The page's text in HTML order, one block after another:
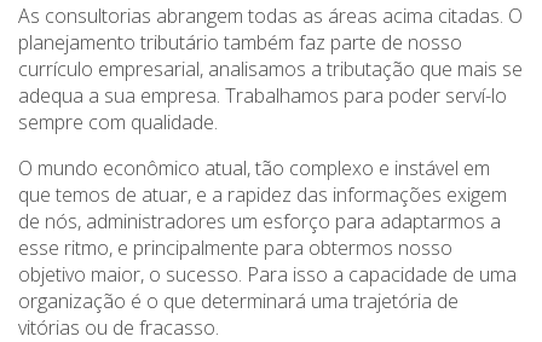
As consultorias abrangem todas as áreas acima citadas. O
planejamento tributário também faz parte de nosso
currículo empresarial, analisamos a tributação que mais se
adequa a sua empresa. Trabalhamos para poder serví-lo
sempre com qualidade.
O mundo econômico atual, tão complexo e instável em
que temos de atuar, e a rapidez das informações exigem
de nós, administradores um esforço para adaptarmos a
esse ritmo, e principalmente para obtermos nosso
objetivo maior, o sucesso. Para isso a capacidade de uma
organização é o que determinará uma trajetória de
vitórias ou de fracasso.